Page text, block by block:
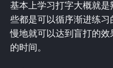
基本上学习打字大概就
些都是可以循序渐进练
慢地就可以达到盲打的
的时间。